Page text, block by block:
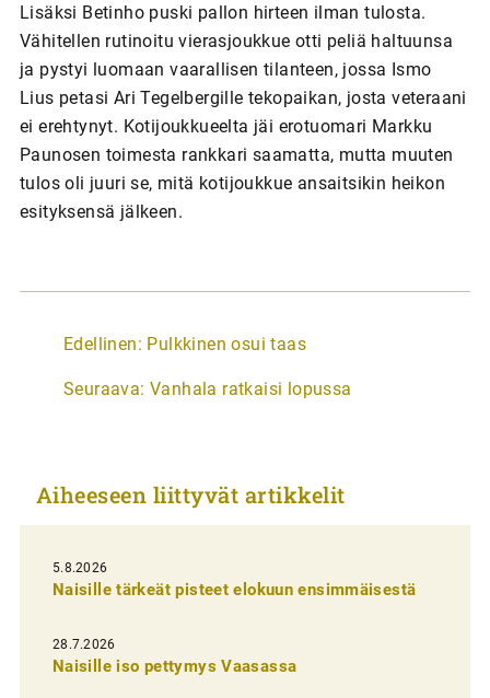
Lisäksi Betinho puski pallon hirteen ilman tulosta.
Vähitellen rutinoitu vierasjoukkue otti peliä haltuunsa
ja pystyi luomaan vaarallisen tilanteen, jossa Ismo
Lius petasi Ari Tegelbergille tekopaikan, josta veteraani
ei erehtynyt. Kotijoukkueelta jäi erotuomari Markku
Paunosen toimesta rankkari saamatta, mutta muuten
tulos oli juuri se, mitä kotijoukkue ansaitsikin heikon
esityksensä jälkeen.
A
t
k
e
l
i
e
n
Edellinen: Pulkkinen osui taas
Seuraava: Vanhala ratkaisi lopussa
Aiheeseen liittyvät artikkelit
5.8.2026
Naisille tärkeät pisteet elokuun ensimmäisestä
28.7.2026
Naisille iso pettymys Vaasassa